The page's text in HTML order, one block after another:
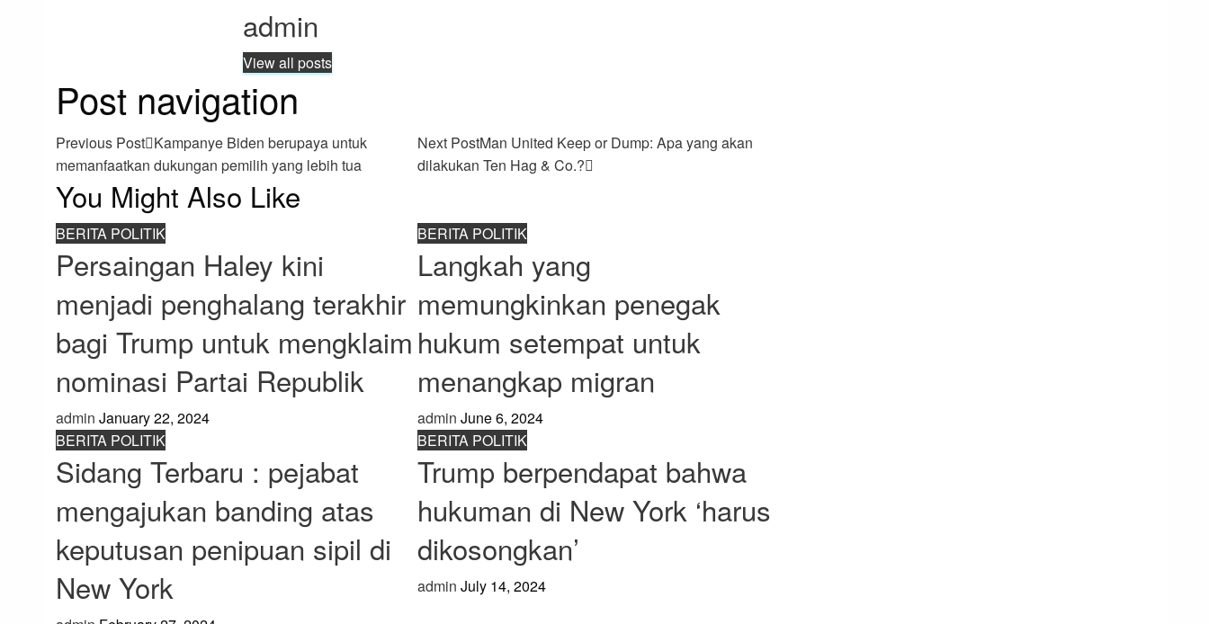
admin
View all posts
Post navigation
Previous Post Kampanye Biden berupaya untuk
memanfaatkan dukungan pemilih yang lebih tua
Next PostMan United Keep or Dump: Apa yang akan
dilakukan Ten Hag & Co.?
You Might Also Like
BERITA POLITIK
Persaingan Haley kini
menjadi penghalang terakhir
bagi Trump untuk mengklaim
nominasi Partai Republik
admin January 22, 2024
BERITA POLITIK
Langkah yang
memungkinkan penegak
hukum setempat untuk
menangkap migran
admin June 6, 2024
BERITA POLITIK
Sidang Terbaru : pejabat
mengajukan banding atas
keputusan penipuan sipil di
New York
BERITA POLITIK
Trump berpendapat bahwa
hukuman di New York ‘harus
dikosongkan’
admin July 14, 2024